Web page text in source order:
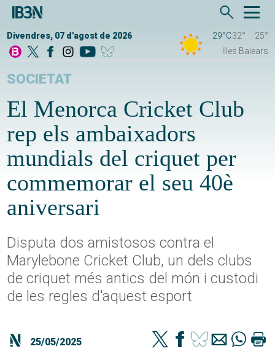
Divendres, 07 d'agost de 2026 29°C32°
25°
Illes Balears
SOCIETAT
El Menorca Cricket Club
rep els ambaixadors
mundials del criquet per
commemorar el seu 40è
aniversari
Disputa dos amistosos contra el
Marylebone Cricket Club, un dels clubs
de criquet més antics del món i custodi
de les regles d'aquest esport
25/05/2025